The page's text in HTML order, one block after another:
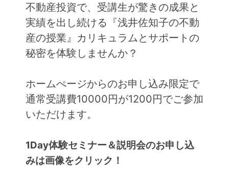
不動産投資で、受講生が驚きの成果と
実績を出し続ける『浅井佐知子の不動
産の授業』カリキュラムとサポートの
秘密を体験しませんか？
ホームぺージからのお申し込み限定で
通常受講費10000円が1200円でご参加
いただけます。
1Day体験セミナー＆説明会のお申し込
みは画像をクリック！